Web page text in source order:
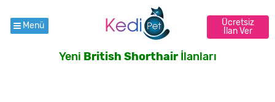
Menü
Ücretsiz
İlan Ver
Yeni British Shorthairİlanları